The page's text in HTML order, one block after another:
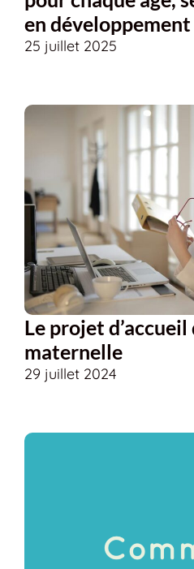
en développement
25 juillet 2025
Le projet d’accueil
maternelle
29 juillet 2024